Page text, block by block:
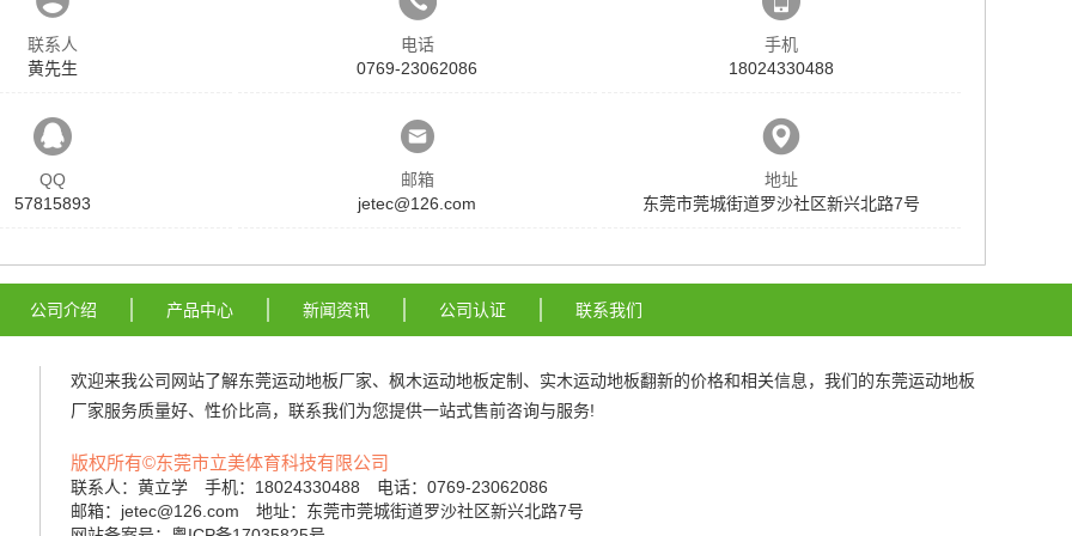
联系人
黄先生
电话
0769-23062086
手机
18024330488
QQ
57815893
邮箱
jetec@126.com
地址
东莞市莞城街道罗沙社区新兴北路7号
公司介绍 产品中心 新闻资讯 公司认证 联系我们
欢迎来我公司网站了解东莞运动地板厂家、 枫木运动地板定制 、 实木运动地板翻新的价格和相关信息，我们的东莞运动地板
厂家服务质量好、性价比高，联系我们为您提供一站式售前咨询与服务!
版权所有©东莞市立美体育科技有限公司
联系人：黄立学 手机：18024330488 电话：0769-23062086
邮箱：jetec@126.com 地址：东莞市莞城街道罗沙社区新兴北路7号